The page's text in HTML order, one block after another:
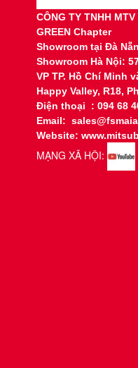
CÔNG TY TNHH
GREEN Chapter
Showroom tạiĐà
Showroom Hà Nội:
VP TP. Hồ Chí Minh
Happy Valley, R18,
Điện thoại : 094 68
Email:
Website:
MẠNG XÃ HỘI: